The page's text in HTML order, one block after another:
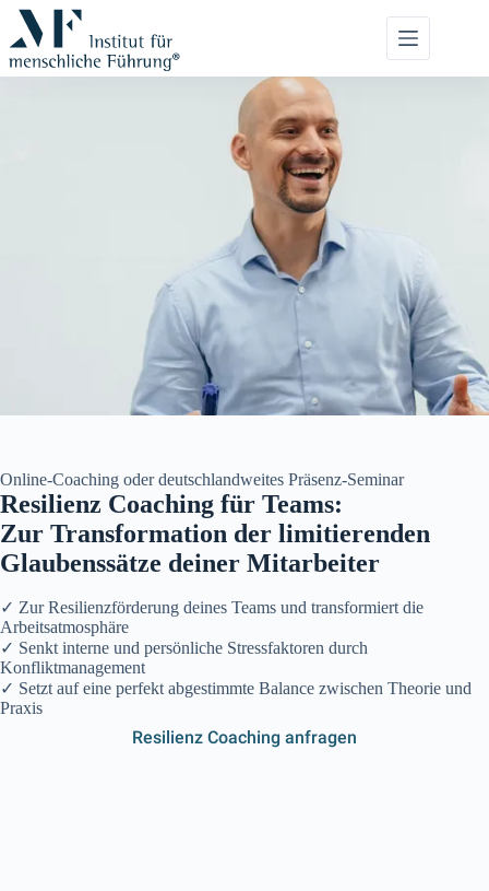
Zum
Inhalt
springen
Online-Coaching oder deutschlandweites Präsenz-Seminar
Resilienz Coaching für Teams:
Zur Transformation der limitierenden
Glaubenssätze deiner Mitarbeiter
✓ Zur Resilienzförderung deines Teams und transformiert die
Arbeitsatmosphäre
✓ Senkt interne und persönliche Stressfaktoren durch
Konfliktmanagement
✓ Setzt auf eine perfekt abgestimmte Balance zwischen Theorie und
Praxis
Resilienz Coaching anfragen